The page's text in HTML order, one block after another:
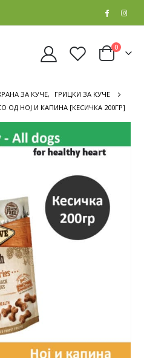
0
ЗА КУЧЕ,
ГРИЦКИ ЗА КУЧЕ
ОД НОЈ И КАПИНА [КЕСИЧКА 200ГР]